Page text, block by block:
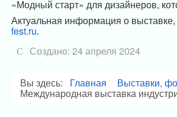
«Модный старт» для дизайнеров,
Актуальная информация о выставке,
fest.ru.
Создано: 24 апреля 2024
Вы здесь: Главная Выставки,
Международная выставка